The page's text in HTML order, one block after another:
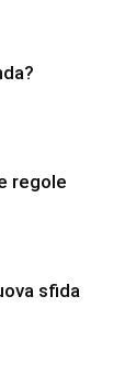
regole
sfida